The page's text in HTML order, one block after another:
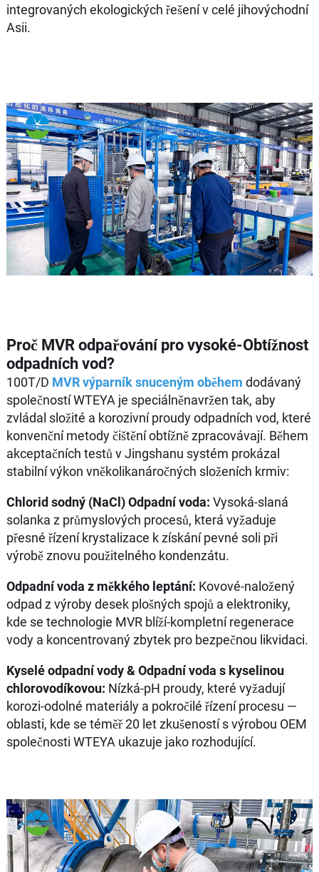
integrovaných ekologických řešení v celé jihovýchodní
Asii.
Proč MVR odpařování pro vysoké-Obtížnost
odpadních vod?
100T/D MVRvýparník snuceným oběhem dodávaný
společností WTEYA je speciálněnavržen tak, aby
zvládal složité a korozivní proudy odpadních vod, které
konvenční metody čištění obtížně zpracovávají. Během
akceptačních testů v Jingshanu systém prokázal
stabilní výkon vněkolikanáročných složeních krmiv:
Chlorid sodný (NaCl) Odpadní voda: Vysoká-slaná
solanka z průmyslových procesů, která vyžaduje
přesné řízení krystalizace k získání pevné soli při
výrobě znovu použitelného kondenzátu.
Odpadní voda z měkkého leptání: Kovové-naložený
odpad z výroby desek plošných spojů a elektroniky,
kde se technologie MVR blíží-kompletní regenerace
vody a koncentrovaný zbytek pro bezpečnou likvidaci.
Kyselé odpadní vody & Odpadní voda s kyselinou
chlorovodíkovou: Nízká-pH proudy, které vyžadují
korozi-odolné materiály a pokročilé řízení procesu —
oblasti, kde se téměř 20 let zkušeností s výrobou OEM
společnosti WTEYA ukazuje jako rozhodující.